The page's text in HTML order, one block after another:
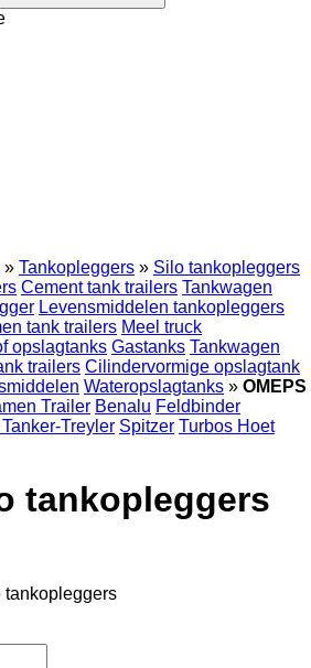
» Tankopleggers » Silo tankopleggers
Cement tank trailers Tankwagen
Levensmiddelen tankopleggers
tank trailers Meel truck
opslagtanks Gastanks Tankwagen
trailers Cilindervormige opslagtank
Wateropslagtanks » OMEPS
Trailer Benalu Feldbinder
Treyler Spitzer Turbos Hoet
tankopleggers
tankopleggers